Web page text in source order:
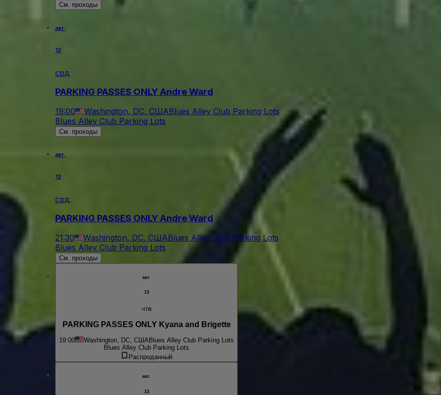
См. проходы
авг.
12
срд
PARKING PASSES ONLY Andre Ward
19:00 Washington, DC, СШАBlues Alley Club Parking Lots
Blues Alley Club Parking Lots
См. проходы
авг.
12
срд
PARKING PASSES ONLY Andre Ward
21:30 Washington, DC, СШАBlues Alley Club Parking Lots
Blues Alley Club Parking Lots
См. проходы
авг.
13
чтв
PARKING PASSES ONLY Kyana and Brigette
19:00 Washington, DC, СШАBlues Alley Club Parking Lots
Blues Alley Club Parking Lots
Распроданный
авг.
13